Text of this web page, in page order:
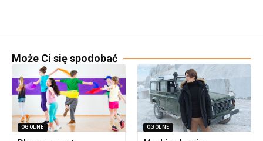
Może Ci się spodobać
OGOLNE OGOLNE